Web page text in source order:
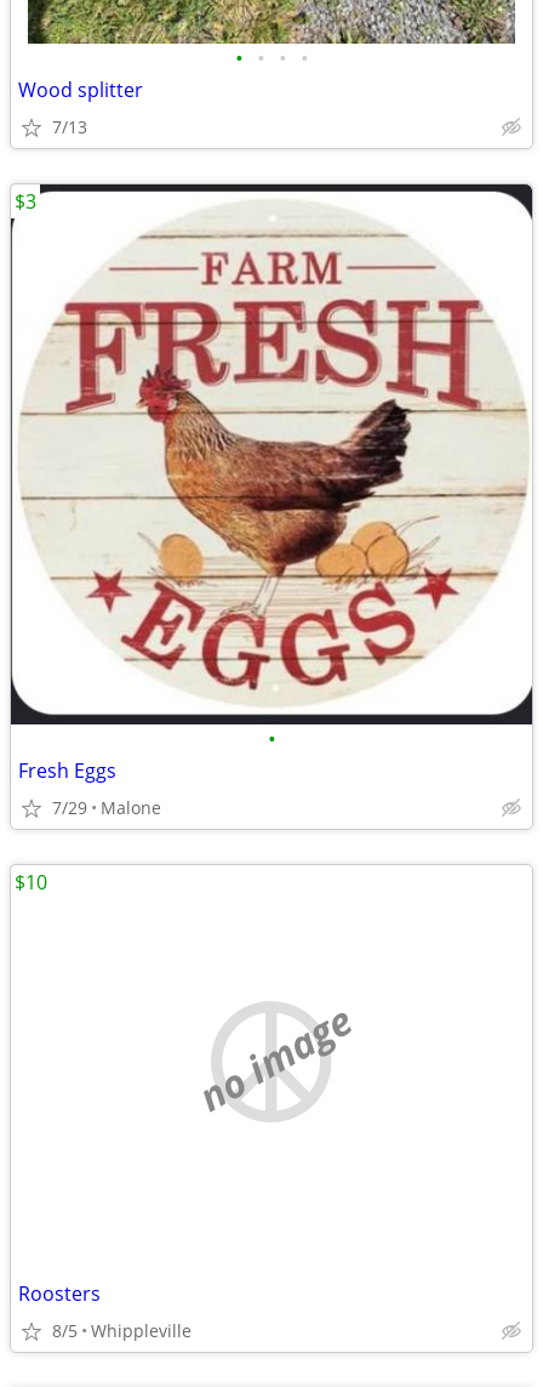
• • • •
Wood splitter
7/13
•
Fresh Eggs
7/29 Malone
$3
no image
Roosters
8/5 Whippleville
$10